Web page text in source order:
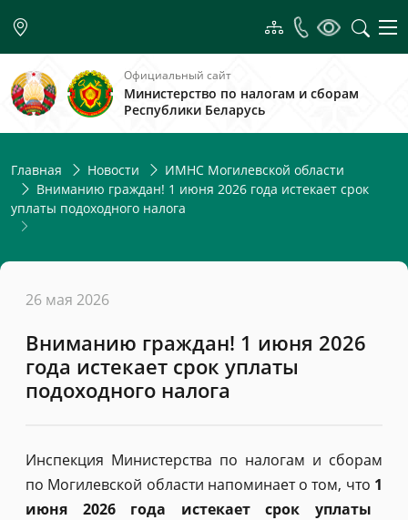
Официальный сайт
Министерство по налогам и сборам
Республики Беларусь
Главная Новости
ИМНС Могилевской области
Вниманию граждан! 1 июня 2026 года истекает срок
уплаты подоходного налога
26 мая 2026
Вниманию граждан! 1 июня 2026
года истекает срок уплаты
подоходного налога
Инспекция Министерства по налогам и сборам
по Могилевской области напоминает о том, что 1
июня 2026 года истекает срок уплаты